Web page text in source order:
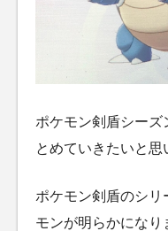
ポケモン剣盾シーズ
とめていきたいと思
ポケモン剣盾のシリ
モンが明らかになり